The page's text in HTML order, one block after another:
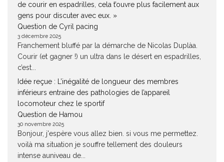
de courir en espadrilles, cela t’ouvre plus facilement aux
gens pour discuter avec eux. »
Question de Cyril pacing
3 décembre 2025
Franchement bluffé par la démarche de Nicolas Duplàa.
Courir (et gagner !) un ultra dans le désert en espadrilles,
c’est...
Idée reçue : L’inégalité de longueur des membres
inférieurs entraine des pathologies de l’appareil
locomoteur chez le sportif
Question de Hamou
30 novembre 2025
Bonjour, j'espère vous allez bien. si vous me permettez.
voilà ma situation je souffre tellement des douleurs
intense auniveau de...